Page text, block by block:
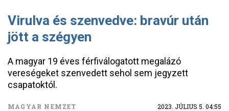
Virulva és szenvedve: bravúr után
jött a szégyen
A magyar 19 éves férfiválogatott megalázó
vereségeket szenvedett sehol sem jegyzett
csapatoktól.
MAGYAR NEMZET 2023. JÚLIUS 5. 04:55